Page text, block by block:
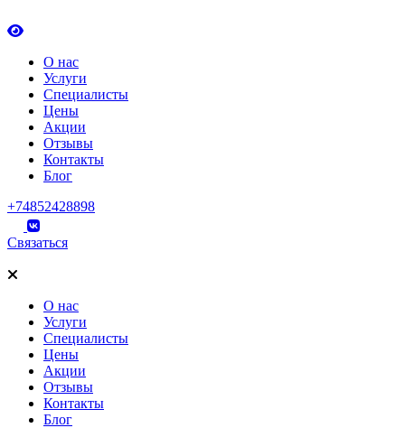
О нас
Услуги
Специалисты
Цены
Акции
Отзывы
Контакты
Блог
+74852428898
Связаться
О нас
Услуги
Специалисты
Цены
Акции
Отзывы
Контакты
Блог